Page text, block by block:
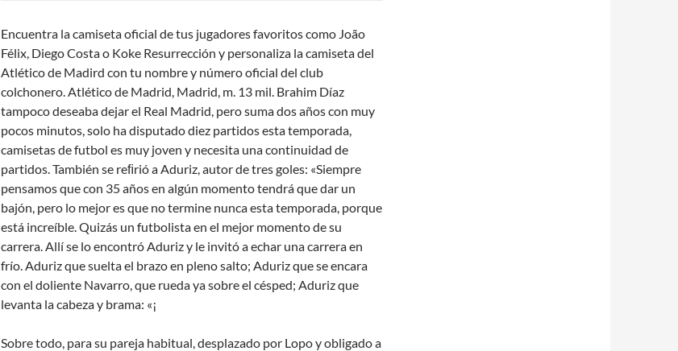
Encuentra la camiseta oficial de tus jugadores favoritos como João
Félix, Diego Costa o Koke Resurrección y personaliza la camiseta del
Atlético de Madird con tu nombre y número oficial del club
colchonero. Atlético de Madrid, Madrid, m. 13 mil. Brahim Díaz
tampoco deseaba dejar el Real Madrid, pero suma dos años con muy
pocos minutos, solo ha disputado diez partidos esta temporada,
camisetas de futbol es muy joven y necesita una continuidad de
partidos. También se reﬁrió a Aduriz, autor de tres goles: «Siempre
pensamos que con 35 años en algún momento tendrá que dar un
bajón, pero lo mejor es que no termine nunca esta temporada, porque
está increíble. Quizás un futbolista en el mejor momento de su
carrera. Allí se lo encontró Aduriz y le invitó a echar una carrera en
frío. Aduriz que suelta el brazo en pleno salto; Aduriz que se encara
con el doliente Navarro, que rueda ya sobre el césped; Aduriz que
levanta la cabeza y brama: «¡
Sobre todo, para su pareja habitual, desplazado por Lopo y obligado a